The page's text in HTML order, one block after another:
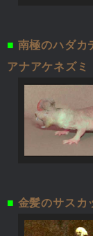
■ 南極のハダカ
アナアケネズミ
■ 金髪のサスカ